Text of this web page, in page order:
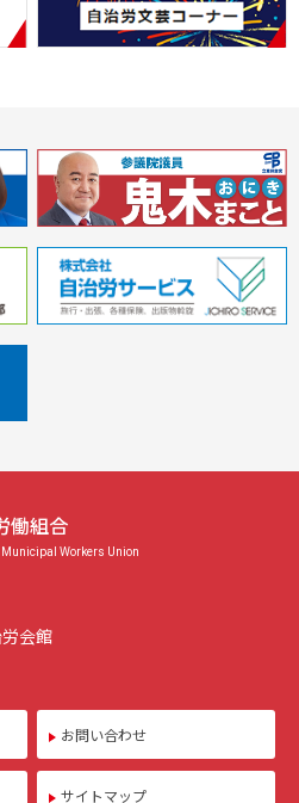
働組合
Workers Union
会館
お問い合わせ
サイトマップ